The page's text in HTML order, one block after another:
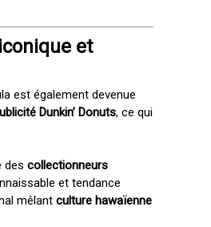
et
est également devenue
Dunkin’ Donuts, ce qui
des collectionneurs
et tendance
mêlant culture hawaïenne